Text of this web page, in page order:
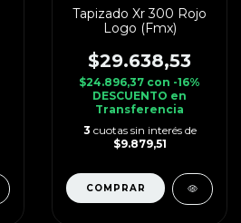
Tapizado Xr 300 Rojo
Logo (Fmx)
$29.638,53
$24.896,37 con -16%
DESCUENTO en
Transferencia
3 cuotas sin interés de
$9.879,51